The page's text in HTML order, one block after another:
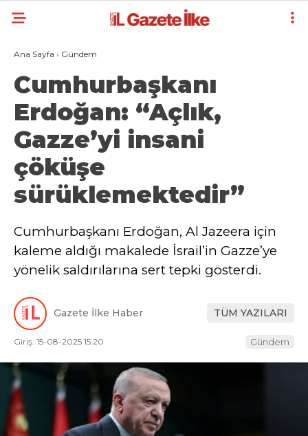
Ana Sayfa › Gündem
Cumhurbaşkanı
Erdoğan: “Açlık,
Gazze’yi insani
çöküşe
sürüklemektedir”
Cumhurbaşkanı Erdoğan, Al Jazeera için
kaleme aldığı makalede İsrail’in Gazze’ye
yönelik saldırılarına sert tepki gösterdi.
Gazete İlke Haber TÜM YAZILARI
Giriş: 15-08-2025 15:20 Gündem